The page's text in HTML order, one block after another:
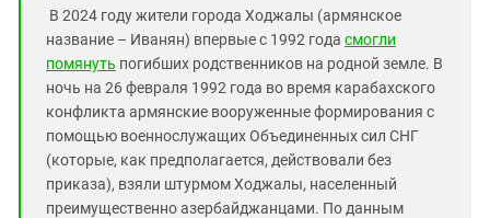
В 2024 году жители города Ходжалы (армянское
название – Иванян) впервые с 1992 года смогли
помянуть погибших родственников на родной земле. В
ночь на 26 февраля 1992 года во время карабахского
конфликта армянские вооруженные формирования с
помощью военнослужащих Объединенных сил СНГ
(которые, как предполагается, действовали без
приказа), взяли штурмом Ходжалы, населенный
преимущественно азербайджанцами. По данным